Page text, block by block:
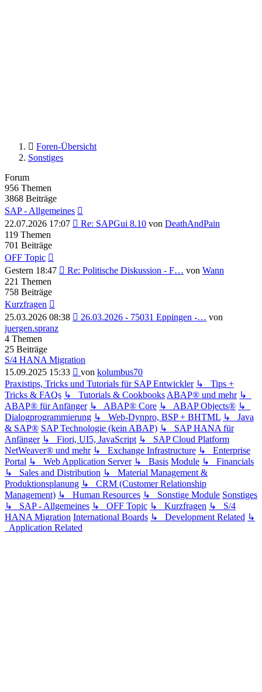
Foren-Übersicht
Sonstiges
Forum
956 Themen
3868 Beiträge
SAP - Allgemeines
22.07.2026 17:07
Neuester
Re: SAPGui 8.10 von DeathAndPain
119 Themen
701 Beiträge
OFF Topic
Gestern 18:47
Neuester
Re: Politische Diskussion - F… von Wann
221 Themen
758 Beiträge
Kurzfragen
25.03.2026 08:38
Neuester
26.03.2026 - 75031 Eppingen -… von
juergen.spranz
4 Themen
25 Beiträge
S/4 HANA Migration
15.09.2025 15:33
Neuester
Beitrag
von kolumbus70
Praxistips, Tricks und Tutorials für SAP Entwickler ↳ Tips +
Tricks & FAQs ↳ Tutorials & CookbooksABAP® und mehr ↳
ABAP® für Anfänger ↳ ABAP® Core ↳ ABAP Objects® ↳
Dialogprogrammierung ↳ Web-Dynpro, BSP + BHTML ↳ Java
& SAP® SAP Technologie (kein ABAP) ↳ SAP HANA für
Anfänger ↳ Fiori, UI5, JavaScript ↳ SAP Cloud Platform
NetWeaver® und mehr ↳ Exchange Infrastructure ↳ Enterprise
Portal ↳ Web Application Server ↳ Basis Module ↳ Financials
↳ Sales and Distribution ↳ Material Management &
Produktionsplanung ↳ CRM (Customer Relationship
Management) ↳ Human Resources ↳ Sonstige Module Sonstiges
↳ SAP - Allgemeines ↳ OFF Topic ↳ Kurzfragen ↳ S/4
HANA Migration International Boards ↳ Development Related ↳
Application Related